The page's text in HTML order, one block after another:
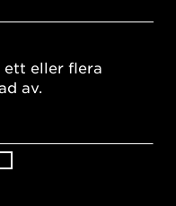
ett eller flera
av.